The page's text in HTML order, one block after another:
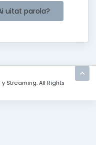
uitat parola?
Streaming. All Rights